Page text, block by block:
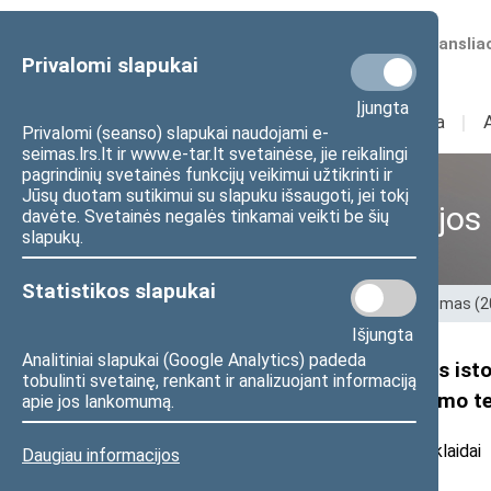
Privalomi slapukai
Įjungta
Privalomi (seanso) slapukai naudojami e-
seimas.lrs.lt ir www.e-tar.lt svetainėse, jie reikalingi
pagrindinių svetainės funkcijų veikimui užtikrinti ir
Jūsų duotam sutikimui su slapuku išsaugoti, jei tokį
davėte. Svetainės negalės tinkamai veikti be šių
slapukų.
Statistikos slapukai
Išjungta
Analitiniai slapukai (Google Analytics) padeda
tobulinti svetainę, renkant ir analizuojant informaciją
apie jos lankomumą.
Daugiau informacijos
Numatomos
Sudėtis Veikla I
Ankstesnės kadencijos
Pradžia>Ankstesnės kadencijos > XIII Seimas
Seimo Laisvės kovų ir valstybės
laisvės kovų atminimo įamžinimo
2022 m. spalio 13 d. pranešimas žiniasklaidai